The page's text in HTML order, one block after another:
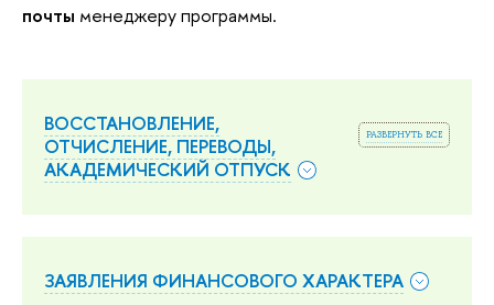
почты менеджеру программы.
развернуть все
ВОССТАНОВЛЕНИЕ,
ОТЧИСЛЕНИЕ, ПЕРЕВОДЫ,
АКАДЕМИЧЕСКИЙ ОТПУСК
ЗАЯВЛЕНИЯ ФИНАНСОВОГО ХАРАКТЕРА